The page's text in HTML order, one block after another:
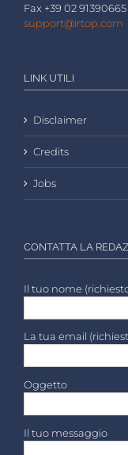
Fax +39 02 91390665
support@irtop.com
LINK UTILI
Disclaimer
Credits
Jobs
CONTATTA LA
Il tuo nome
La tua email
Oggetto
Il tuo messaggio